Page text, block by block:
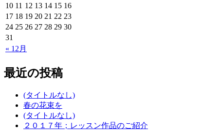
« 12月
10 11 12 13 14 15 16
17 18 19 20 21 22 23
24 25 26 27 28 29 30
31
最近の投稿
(タイトルなし)
春の花束を
(タイトルなし)
２０１７年；レッスン作品のご紹介